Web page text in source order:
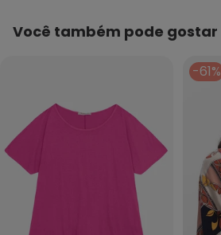
Você também pode gostar
-61%